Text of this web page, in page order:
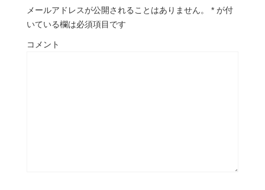
メールアドレスが公開されることはありません。 * が付
いている欄は必須項目です
コメント